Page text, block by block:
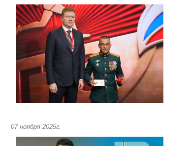
07 ноября 2025г.